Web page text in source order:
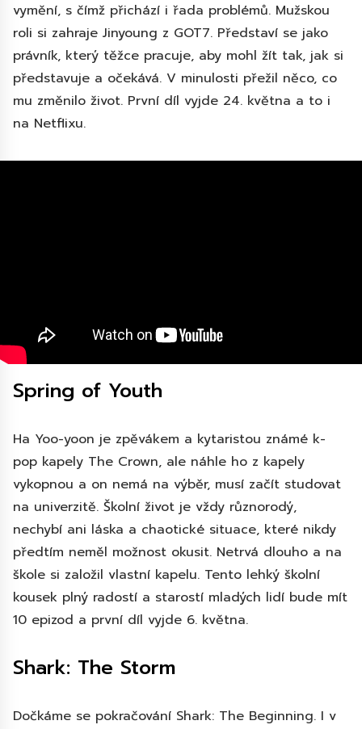
vymění, s čímž přichází i řada problémů. Mužskou
roli si zahraje Jinyoung z GOT7. Představí se jako
právník, který těžce pracuje, aby mohl žít tak, jak si
představuje a očekává. V minulosti přežil něco, co
mu změnilo život. První díl vyjde 24. května a to i
na Netflixu.
Spring of Youth
Ha Yoo-yoon je zpěvákem a kytaristou známé k-
pop kapely The Crown, ale náhle ho z kapely
vykopnou a on nemá na výběr, musí začít studovat
na univerzitě. Školní život je vždy různorodý,
nechybí ani láska a chaotické situace, které nikdy
předtím neměl možnost okusit. Netrvá dlouho a na
škole si založil vlastní kapelu. Tento lehký školní
kousek plný radostí a starostí mladých lidí bude mít
10 epizod a první díl vyjde 6. května.
Shark: The Storm
Dočkáme se pokračování Shark: The Beginning. I v